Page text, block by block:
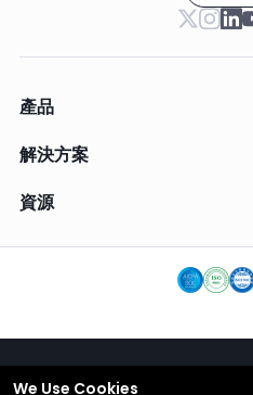
產品
解決方案
資源
繁體中文
We Use Cookies